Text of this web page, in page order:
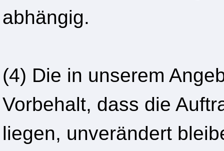
abhängig.
(4) Die in unserem
Vorbehalt, dass die
liegen, unverändert